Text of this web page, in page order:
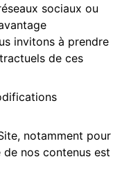
sociaux ou
invitons à prendre
de ces
notamment pour
de nos contenus est